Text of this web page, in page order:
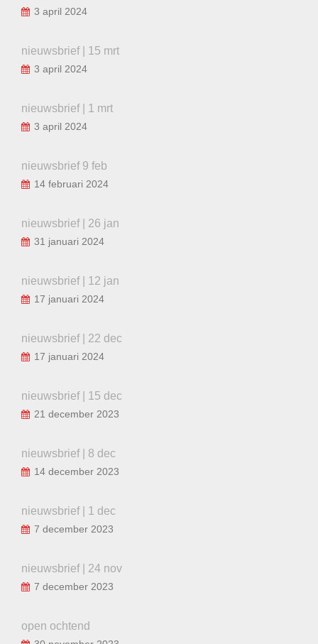
3 april 2024
nieuwsbrief | 15 mrt
3 april 2024
nieuwsbrief | 1 mrt
3 april 2024
nieuwsbrief 9 feb
14 februari 2024
nieuwsbrief | 26 jan
31 januari 2024
nieuwsbrief | 12 jan
17 januari 2024
nieuwsbrief | 22 dec
17 januari 2024
nieuwsbrief | 15 dec
21 december 2023
nieuwsbrief | 8 dec
14 december 2023
nieuwsbrief | 1 dec
7 december 2023
nieuwsbrief | 24 nov
7 december 2023
open ochtend